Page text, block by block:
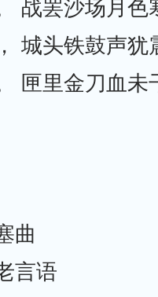
战罢沙场月色
城头铁鼓声犹
匣里金刀血未
曲
言语